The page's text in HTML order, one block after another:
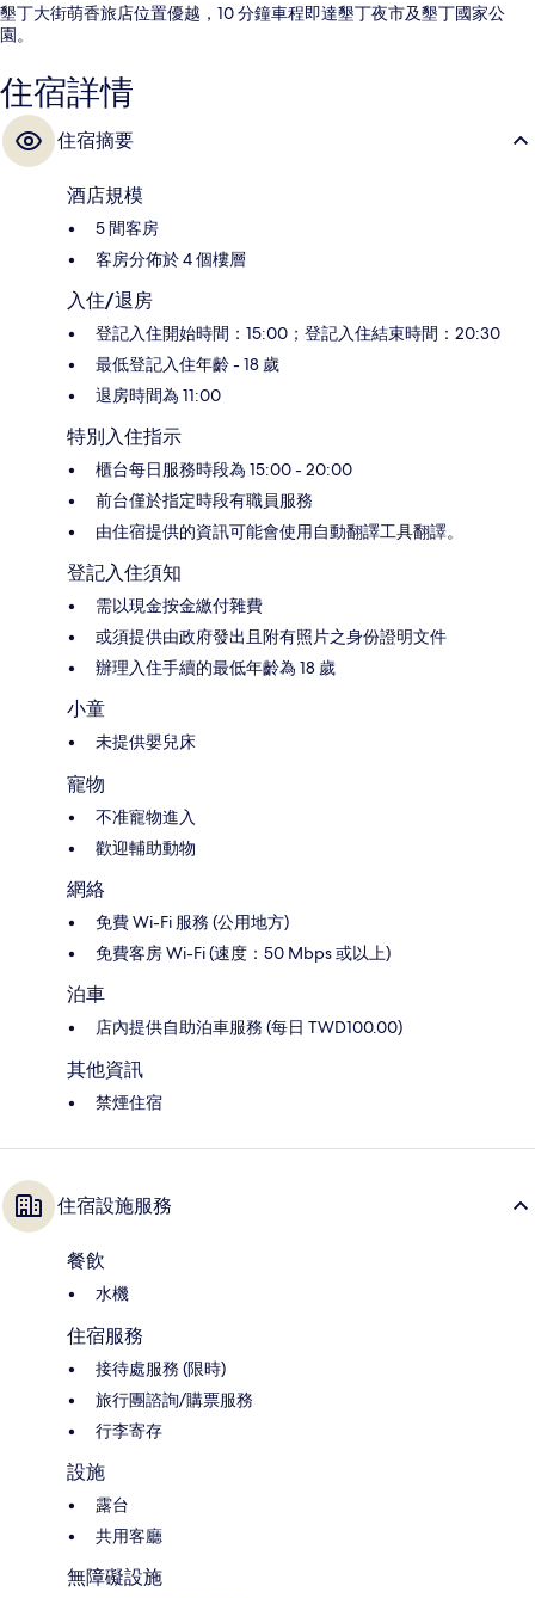
墾丁大街萌香旅店位置優越，10 分鐘車程即達墾丁夜市及墾丁國家公
園。
住宿詳情
住宿摘要
酒店規模
5 間客房
客房分佈於 4 個樓層
入住/退房
登記入住開始時間：15:00；登記入住結束時間：20:30
最低登記入住年齡 - 18 歲
退房時間為 11:00
特別入住指示
櫃台每日服務時段為 15:00 - 20:00
前台僅於指定時段有職員服務
由住宿提供的資訊可能會使用自動翻譯工具翻譯。
登記入住須知
需以現金按金繳付雜費
或須提供由政府發出且附有照片之身份證明文件
辦理入住手續的最低年齡為 18 歲
小童
未提供嬰兒床
寵物
不准寵物進入
歡迎輔助動物
網絡
免費 Wi-Fi 服務 (公用地方)
免費客房 Wi-Fi (速度：50 Mbps 或以上)
泊車
店內提供自助泊車服務 (每日 TWD100.00)
其他資訊
禁煙住宿
住宿設施服務
餐飲
水機
住宿服務
接待處服務 (限時)
旅行團諮詢/購票服務
行李寄存
設施
露台
共用客廳
無障礙設施